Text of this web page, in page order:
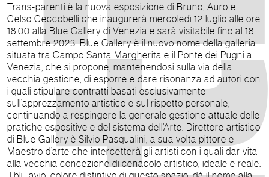
Trans-parenti è la nuova esposizione di Bruno, Auro e
Celso Ceccobelli che inaugurerà mercoledì 12 luglio alle ore
18.00 alla Blue Gallery di Venezia e sarà visitabile fino al 18
settembre 2023. Blue Gallery è il nuovo nome della galleria
situata tra Campo Santa Margherita e il Ponte dei Pugni a
Venezia, che si propone, mantenendosi sulla via della
vecchia gestione, di esporre e dare risonanza ad autori con
i quali stipulare contratti basati esclusivamente
sull’apprezzamento artistico e sul rispetto personale,
continuando a respingere la generale gestione attuale delle
pratiche espositive e del sistema dell’Arte. Direttore artistico
di Blue Gallery è Silvio Pasqualini, a sua volta pittore e
Maestro d’arte che intercetterà gli artisti con i quali dar vita
alla vecchia concezione di cenacolo artistico, ideale e reale.